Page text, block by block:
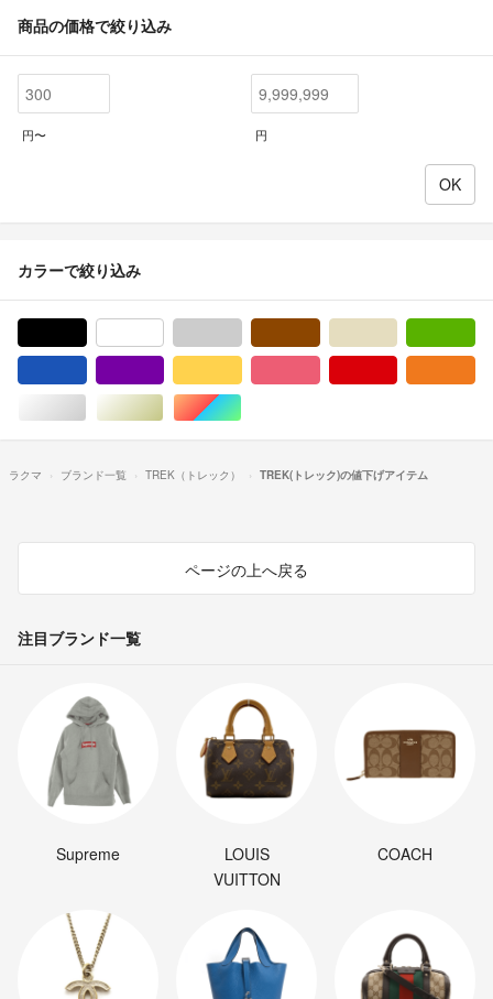
商品の価格で絞り込み
円〜 円
カラーで絞り込み
シルバー/銀色系ゴールド/金色系マルチカラー
ラクマ ブランド一覧 TREK（トレック） TREK(トレック)の値下げアイテム
ページの上へ戻る
注目ブランド一覧
Supreme
LOUIS
VUITTON
COACH